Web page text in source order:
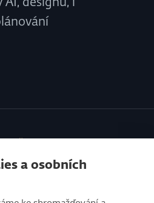
a osobních
O NÁS